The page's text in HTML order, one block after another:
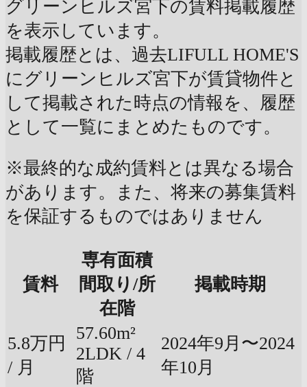
グリーンヒルズ宮下の賃料掲載履歴
を表示しています。
掲載履歴とは、過去LIFULL HOME'S
にグリーンヒルズ宮下が賃貸物件と
して掲載された時点の情報を、履歴
として一覧にまとめたものです。
※最終的な成約賃料とは異なる場合
があります。また、将来の募集賃料
を保証するものではありません
賃料
専有面積
間取り/所
在階
掲載時期
5.8万円
/ 月
57.60m²
2LDK / 4
階
2024年9月〜2024
年10月